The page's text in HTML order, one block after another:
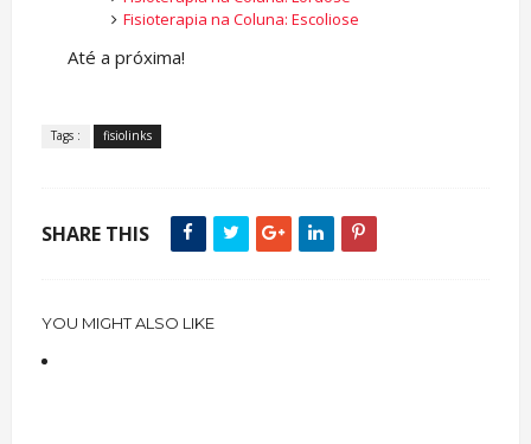
Fisioterapia na Coluna: Escoliose
Até a próxima!
Tags : fisiolinks
SHARE THIS
YOU MIGHT ALSO LIKE